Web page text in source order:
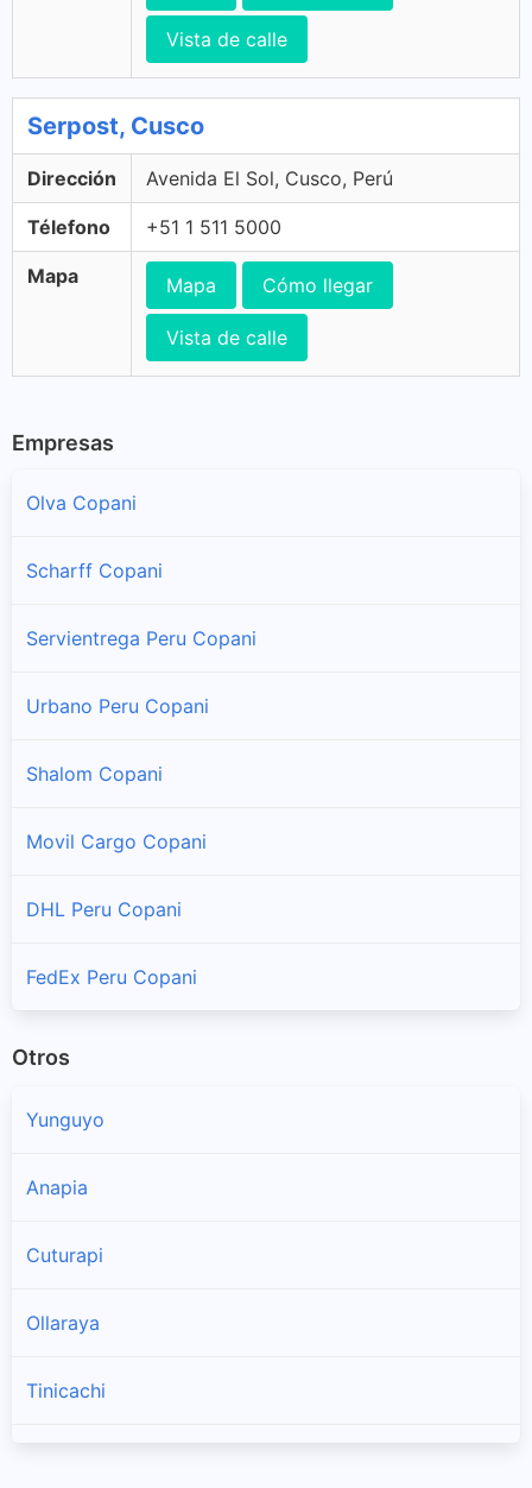
Vista de calle
Serpost, Cusco
Dirección Avenida El Sol, Cusco, Perú
Télefono +51 1 511 5000
Mapa Mapa Cómo llegar
Vista de calle
Empresas
Olva Copani
Scharff Copani
Servientrega Peru Copani
Urbano Peru Copani
Shalom Copani
Movil Cargo Copani
DHL Peru Copani
FedEx Peru Copani
Otros
Yunguyo
Anapia
Cuturapi
Ollaraya
Tinicachi